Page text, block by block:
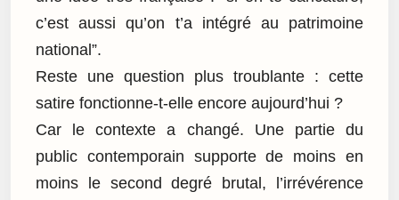
c’est aussi qu’on t’a intégré au patrimoine
national”.
Reste une question plus troublante : cette
satire fonctionne-t-elle encore aujourd’hui ?
Car le contexte a changé. Une partie du
public contemporain supporte de moins en
moins le second degré brutal, l’irrévérence